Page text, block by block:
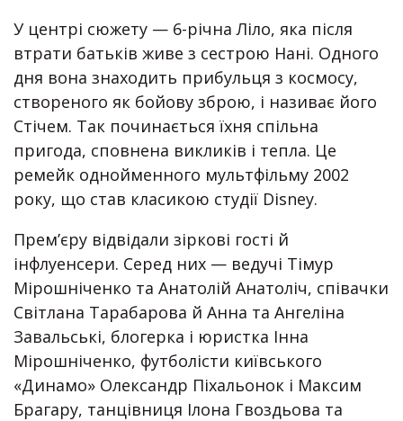
У центрі сюжету — 6-річна Ліло, яка після
втрати батьків живе з сестрою Нані. Одного
дня вона знаходить прибульця з космосу,
створеного як бойову зброю, і називає його
Стічем. Так починається їхня спільна
пригода, сповнена викликів і тепла. Це
ремейк однойменного мультфільму 2002
року, що став класикою студії Disney.
Прем’єру відвідали зіркові гості й
інфлуенсери. Серед них — ведучі Тімур
Мірошніченко та Анатолій Анатоліч, співачки
Світлана Тарабарова й Анна та Ангеліна
Завальські, блогерка і юристка Інна
Мірошніченко, футболісти київського
«Динамо» Олександр Піхальонок і Максим
Брагару, танцівниця Ілона Гвоздьова та